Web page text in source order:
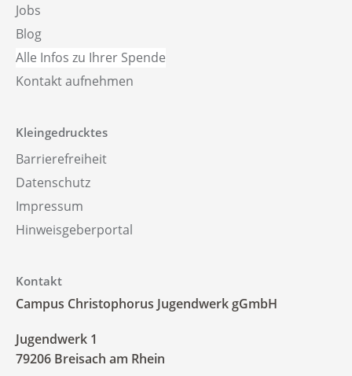
Jobs
Blog
Alle Infos zu Ihrer Spende
Kontakt aufnehmen
Kleingedrucktes
Barrierefreiheit
Datenschutz
Impressum
Hinweisgeberportal
Kontakt
Campus Christophorus Jugendwerk gGmbH
‍Jugendwerk 1
79206 Breisach am Rhein